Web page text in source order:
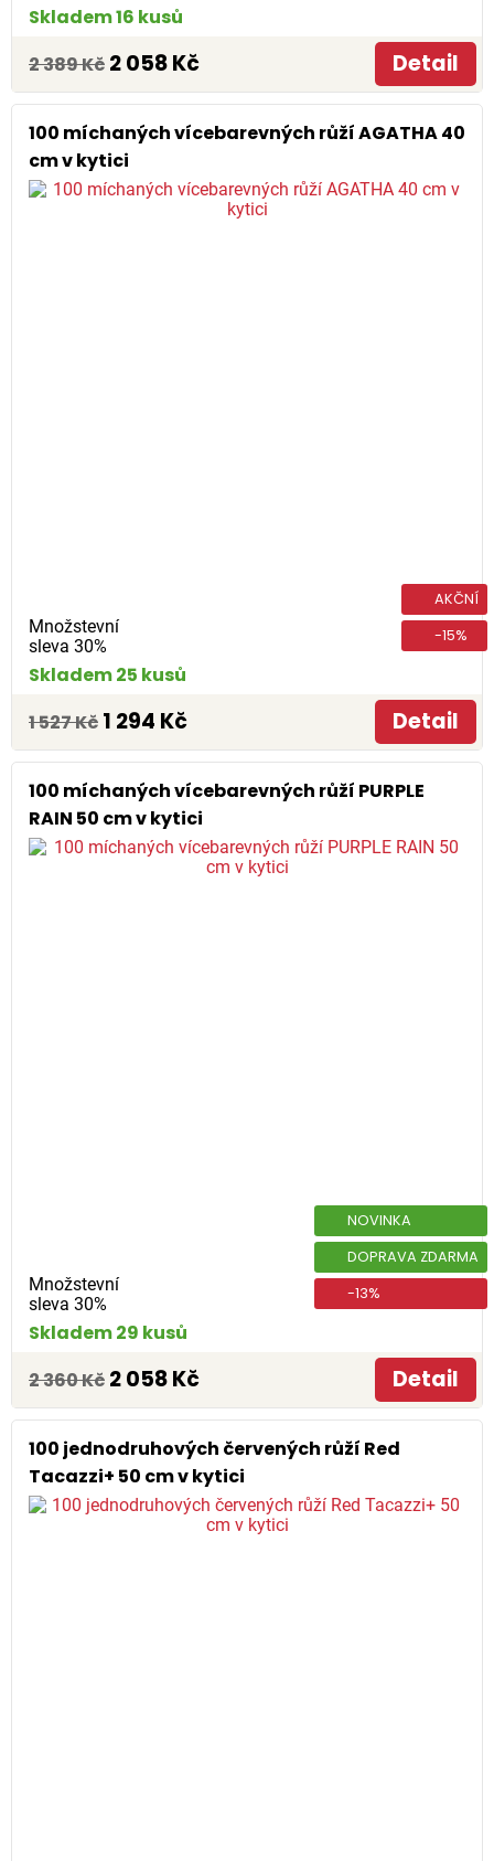
Skladem 16 kusů
2 389 Kč 2 058 Kč Detail
100 míchaných vícebarevných růží AGATHA 40
cm v kytici
Množstevní
sleva 30%
AKČNÍ
-15%
Skladem 25 kusů
1 527 Kč 1 294 Kč Detail
100 míchaných vícebarevných růží PURPLE
RAIN 50 cm v kytici
Množstevní
sleva 30%
NOVINKA
DOPRAVA ZDARMA
-13%
Skladem 29 kusů
2 360 Kč 2 058 Kč Detail
100 jednodruhových červených růží Red
Tacazzi+ 50 cm v kytici